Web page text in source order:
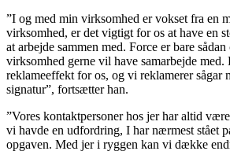
”I og med min virksomhed er vokset fra en
virksomhed, er det vigtigt for os at have en
at arbejde sammen med. Force er bare
virksomhed gerne vil have samarbejde med.
reklameeffekt for os, og vi reklamerer sågar
signatur”, fortsætter han.
”Vores kontaktpersoner hos jer har altid
vi havde en udfordring, I har nærmest stået
opgaven. Med jer i ryggen kan vi dække